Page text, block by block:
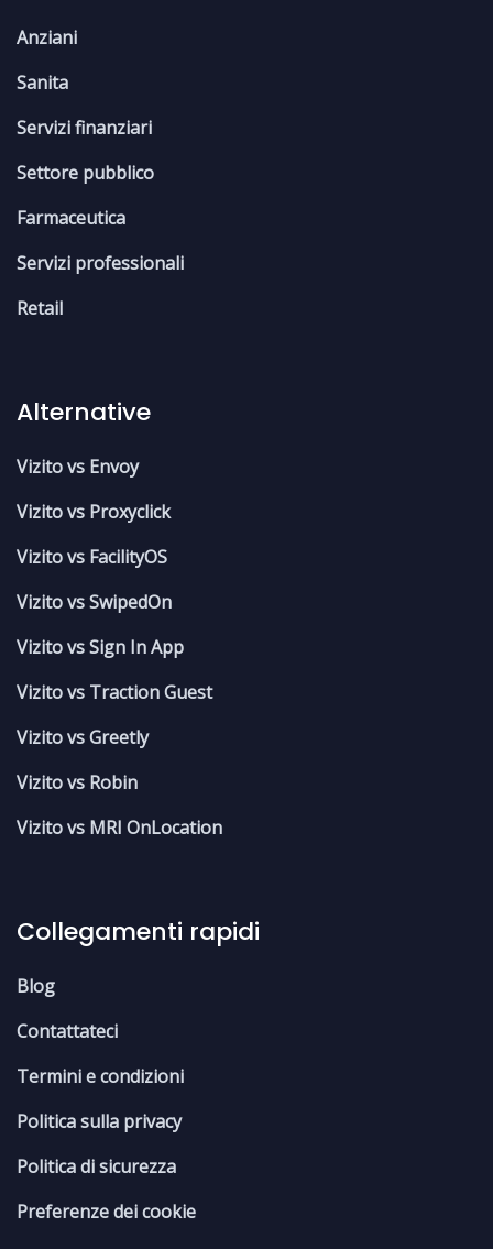
Anziani
Sanita
Servizi finanziari
Settore pubblico
Farmaceutica
Servizi professionali
Retail
Alternative
Vizito vs Envoy
Vizito vs Proxyclick
Vizito vs FacilityOS
Vizito vs SwipedOn
Vizito vs Sign In App
Vizito vs Traction Guest
Vizito vs Greetly
Vizito vs Robin
Vizito vs MRI OnLocation
Collegamenti rapidi
Blog
Contattateci
Termini e condizioni
Politica sulla privacy
Politica di sicurezza
Preferenze dei cookie